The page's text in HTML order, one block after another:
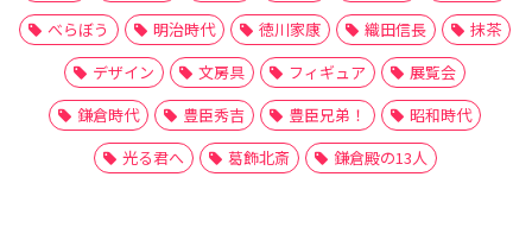
べらぼう
明治時代 徳川家康 織田信長
抹茶
デザイン
文房具 フィギュア
展覧会
鎌倉時代
豊臣秀吉 豊臣兄弟！
昭和時代
光る君へ
葛飾北斎 鎌倉殿の13人